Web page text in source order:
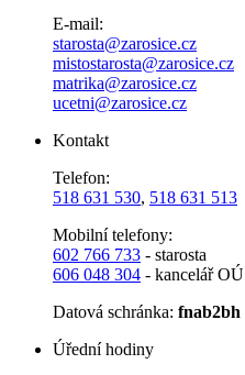
E-mail:
starosta@zarosice.cz
mistostarosta@zarosice.cz
matrika@zarosice.cz
ucetni@zarosice.cz
Kontakt
Telefon:
518 631 530, 518 631 513
Mobilní telefony:
602 766 733 - starosta
606 048 304 - kancelář OÚ
Datová schránka: fnab2bh
Úřední hodiny